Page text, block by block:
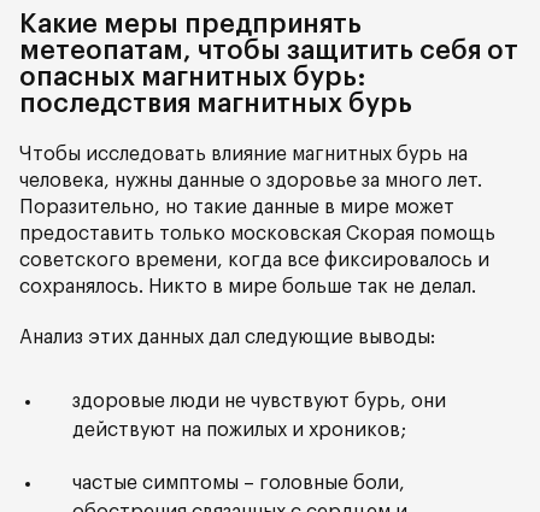
Какие меры предпринять
метеопатам, чтобы защитить себя от
опасных магнитных бурь:
последствия магнитных бурь
Чтобы исследовать влияние магнитных бурь на
человека, нужны данные о здоровье за много лет.
Поразительно, но такие данные в мире может
предоставить только московская Скорая помощь
советского времени, когда все фиксировалось и
сохранялось. Никто в мире больше так не делал.
Анализ этих данных дал следующие выводы:
здоровые люди не чувствуют бурь, они
действуют на пожилых и хроников;
частые симптомы – головные боли,